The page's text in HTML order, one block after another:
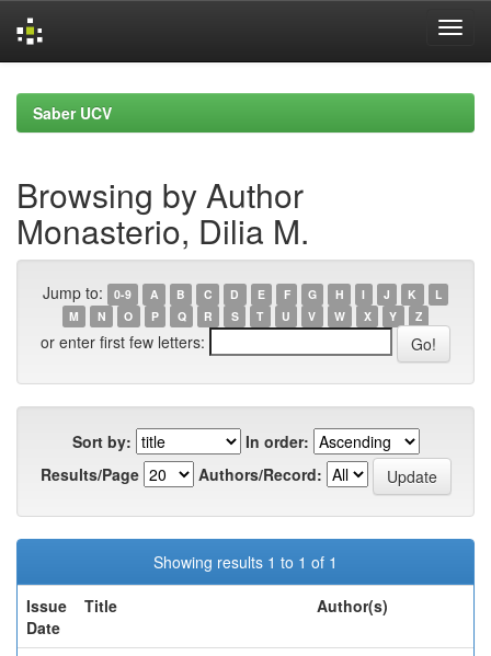
navigationSaber UCV
Browsing by Author
Monasterio, Dilia M.
Jump to: 0-9 A B C D E F G H I J K
L
M
N O P Q R S T U V W X Y Z
or enter first few letters:
Sort by:
In order:
Results/Page
Authors/Record:
Showing results 1 to 1 of 1
Issue
Date
Title Author(s)